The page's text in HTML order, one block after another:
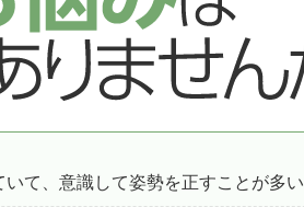
て、意識して姿勢を正すことが多い